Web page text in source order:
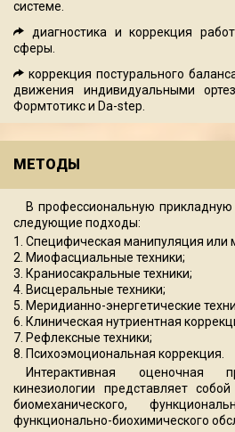
системе.
диагностика и коррекция
сферы.
коррекция постурального
движения индивидуальными
Формтотикс и Da-step.
МЕТОДЫ
В профессиональную прикладную
следующие подходы:
1. Специфическая манипуляция или
2. Миофасциальные техники;
3. Краниосакральные техники;
4. Висцеральные техники;
5. Меридианно-энергетические
6. Клиническая нутриентная
7. Рефлексные техники;
8. Психоэмоциональная коррекция.
Интерактивная оценочная
кинезиологии представляет
биомеханического,
функционально-биохимического